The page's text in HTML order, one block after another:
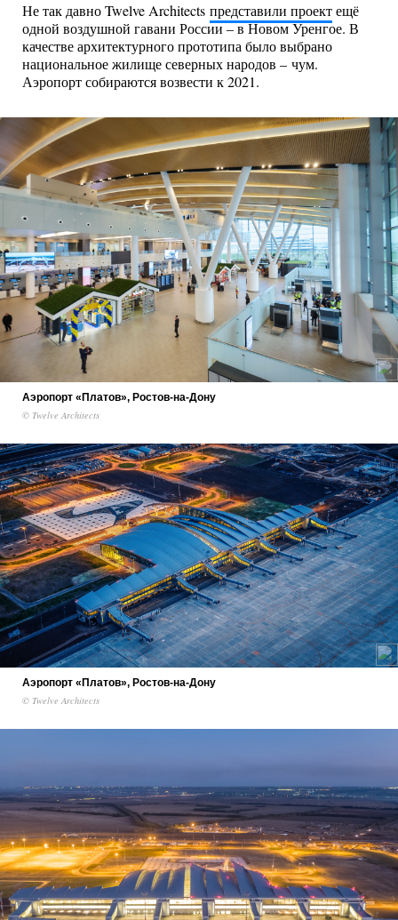
Не так давно Twelve Architects представили проектещё
одной воздушной гавани России – в Новом Уренгое. В
качестве архитектурного прототипа было выбрано
национальное жилище северных народов – чум.
Аэропорт собираются возвести к 2021.
Аэропорт «Платов», Ростов-на-Дону
© Twelve Architects
Аэропорт «Платов», Ростов-на-Дону
© Twelve Architects